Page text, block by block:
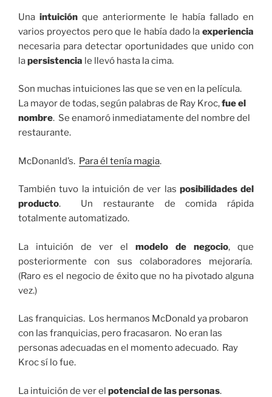
Una intuición que anteriormente le había fallado en
varios proyectos pero que le había dado la experiencia
necesaria para detectar oportunidades que unido con
lapersistencia le llevó hasta la cima.
Son muchas intuiciones las que se ven en la película.
La mayor de todas, según palabras de Ray Kroc,fue el
nombre. Se enamoró inmediatamente del nombre del
restaurante.
McDonanld’s. Para él tenía magia.
También tuvo la intuición de ver las posibilidades del
producto. Un restaurante de comida rápida
totalmente automatizado.
La intuición de ver el modelo de negocio, que
posteriormente con sus colaboradores mejoraría.
(Raro es el negocio de éxito que no ha pivotado alguna
vez.)
Las franquicias. Los hermanos McDonald ya probaron
con las franquicias, pero fracasaron. No eran las
personas adecuadas en el momento adecuado. Ray
Kroc sí lo fue.
La intuición de ver el potencial de las personas.